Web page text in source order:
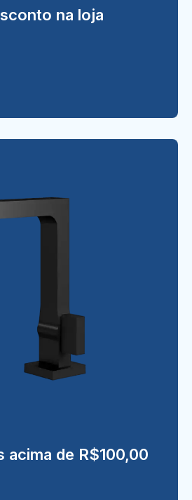
na loja
acima de R$100,00